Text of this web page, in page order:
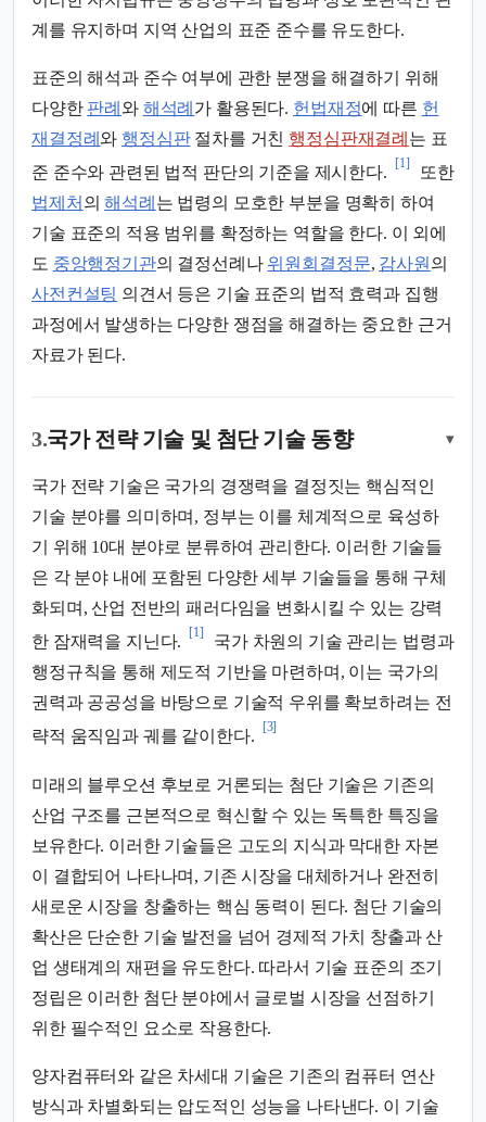
계를 유지하며 지역 산업의 표준 준수를 유도한다.
표준의 해석과 준수 여부에 관한 분쟁을 해결하기 위해
다양한 판례 와 해석례 가 활용된다. 헌법재정에 따른 헌
재결정례 와 행정심판절차를 거친 행정심판재결례 는 표
준 준수와 관련된 법적 판단의 기준을 제시한다.
[1]
또한
법제처 의해석례 는 법령의 모호한 부분을 명확히 하여
기술 표준의 적용 범위를 확정하는 역할을 한다. 이 외에
도 중앙행정기관의 결정선례나 위원회결정문, 감사원 의
사전컨설팅 의견서 등은 기술 표준의 법적 효력과 집행
과정에서 발생하는 다양한 쟁점을 해결하는 중요한 근거
자료가 된다.
3.국가 전략 기술 및 첨단 기술 동향 ▾
국가 전략 기술은 국가의 경쟁력을 결정짓는 핵심적인
기술 분야를 의미하며, 정부는 이를 체계적으로 육성하
기 위해 10대 분야로 분류하여 관리한다. 이러한 기술들
은 각 분야 내에 포함된 다양한 세부 기술들을 통해 구체
화되며, 산업 전반의 패러다임을 변화시킬 수 있는 강력
한 잠재력을 지닌다.
[1]
국가 차원의 기술 관리는 법령과
행정규칙을 통해 제도적 기반을 마련하며, 이는 국가의
권력과 공공성을 바탕으로 기술적 우위를 확보하려는 전
략적 움직임과 궤를 같이한다.
[3]
미래의 블루오션 후보로 거론되는 첨단 기술은 기존의
산업 구조를 근본적으로 혁신할 수 있는 독특한 특징을
보유한다. 이러한 기술들은 고도의 지식과 막대한 자본
이 결합되어 나타나며, 기존 시장을 대체하거나 완전히
새로운 시장을 창출하는 핵심 동력이 된다. 첨단 기술의
확산은 단순한 기술 발전을 넘어 경제적 가치 창출과 산
업 생태계의 재편을 유도한다. 따라서 기술 표준의 조기
정립은 이러한 첨단 분야에서 글로벌 시장을 선점하기
위한 필수적인 요소로 작용한다.
양자컴퓨터와 같은 차세대 기술은 기존의 컴퓨터 연산
방식과 차별화되는 압도적인 성능을 나타낸다. 이 기술